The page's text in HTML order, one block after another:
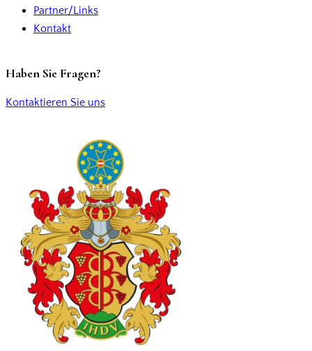
Partner/Links
Kontakt
Haben Sie Fragen?
Kontaktieren Sie uns